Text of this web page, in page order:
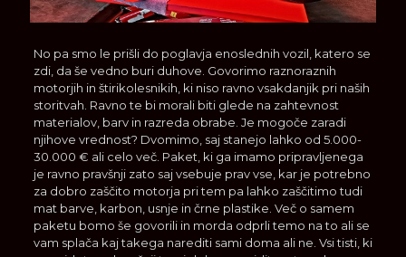
No pa smo le prišli do poglavja enoslednih vozil, katero se
zdi, da še vedno buri duhove. Govorimo raznoraznih
motorjih in štirikolesnikih, ki niso ravno vsakdanjik pri naših
storitvah. Ravno te bi morali biti glede na zahtevnost
materialov, barv in razreda obrabe. Je mogoče zaradi
njihove vrednost? Dvomimo, saj stanejo lahko od 5.000-
30.000 € ali celo več. Paket, ki ga imamo pripravljenega
je ravno pravšnji zato saj vsebuje prav vse, kar je potrebno
za dobro zaščito motorja pri tem pa lahko zaščitimo tudi
mat barve, karbon, usnje in črne plastike. Več o samem
paketu bomo še govorili in morda odprli temo na to ali se
vam splača kaj takega narediti sami doma ali ne. Vsi tisti, ki